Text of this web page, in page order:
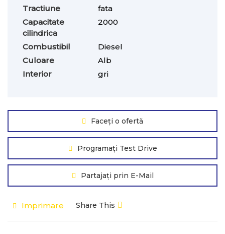
Tractiune
fata
Capacitate
cilindrica
2000
Combustibil
Diesel
Culoare
Alb
Interior
gri
Faceți o ofertă
Programați Test Drive
Partajați prin E-Mail
Imprimare Share This